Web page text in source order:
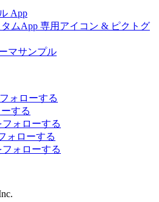
App
タムApp 専用アイコン & ピクトグ
マサンプル
ォローする
する
フォローする
ォローする
フォローする